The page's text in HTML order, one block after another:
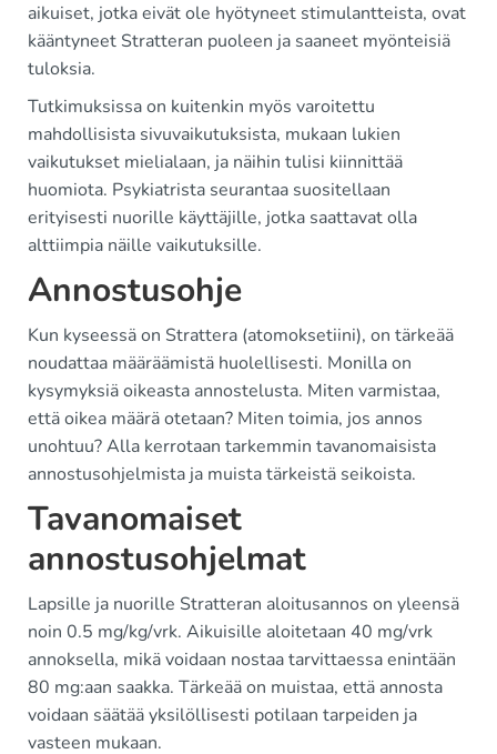
aikuiset, jotka eivät ole hyötyneet stimulantteista, ovat
kääntyneet Stratteran puoleen ja saaneet myönteisiä
tuloksia.
Tutkimuksissa on kuitenkin myös varoitettu
mahdollisista sivuvaikutuksista, mukaan lukien
vaikutukset mielialaan, ja näihin tulisi kiinnittää
huomiota. Psykiatrista seurantaa suositellaan
erityisesti nuorille käyttäjille, jotka saattavat olla
alttiimpia näille vaikutuksille.
Annostusohje
Kun kyseessä on Strattera (atomoksetiini), on tärkeää
noudattaa määräämistä huolellisesti. Monilla on
kysymyksiä oikeasta annostelusta. Miten varmistaa,
että oikea määrä otetaan? Miten toimia, jos annos
unohtuu? Alla kerrotaan tarkemmin tavanomaisista
annostusohjelmista ja muista tärkeistä seikoista.
Tavanomaiset
annostusohjelmat
Lapsille ja nuorille Stratteran aloitusannos on yleensä
noin 0.5 mg/kg/vrk. Aikuisille aloitetaan 40 mg/vrk
annoksella, mikä voidaan nostaa tarvittaessa enintään
80 mg:aan saakka. Tärkeää on muistaa, että annosta
voidaan säätää yksilöllisesti potilaan tarpeiden ja
vasteen mukaan.